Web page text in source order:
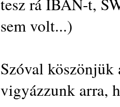
sem volt...)
Szóval köszönjük
vigyázzunk arra,